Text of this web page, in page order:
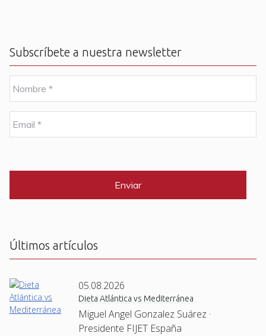
Subscríbete a nuestra newsletter
o
m
e
m
a
C
Últimos artículos
05.08.2026
Dieta Atlántica vs Mediterránea
Miguel Angel Gonzalez Suárez ·
Presidente FIJET España